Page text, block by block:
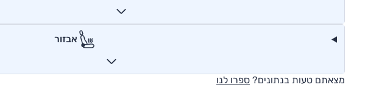
אבזור
מצאתם טעות בנתונים? ספרו לנו